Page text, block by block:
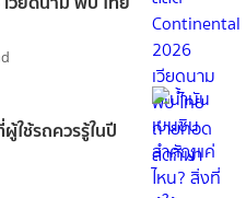
ใช้รถควรรู้ในปี